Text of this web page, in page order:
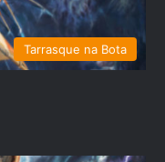
Tarrasque na Bota